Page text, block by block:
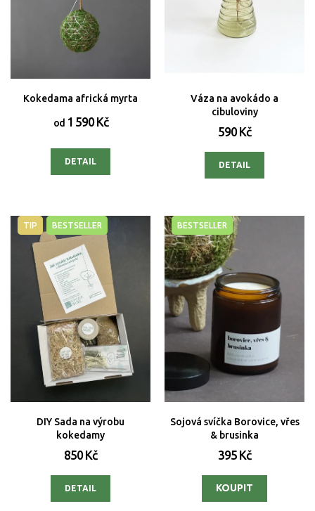
Kokedama africká myrta
od1 590 Kč
DETAIL
Váza na avokádo a
cibuloviny
590 Kč
DETAIL
TIP BESTSELLER
DIY Sada na výrobu
kokedamy
850 Kč
DETAIL
BESTSELLER
Sojová svíčka Borovice, vřes
& brusinka
395 Kč